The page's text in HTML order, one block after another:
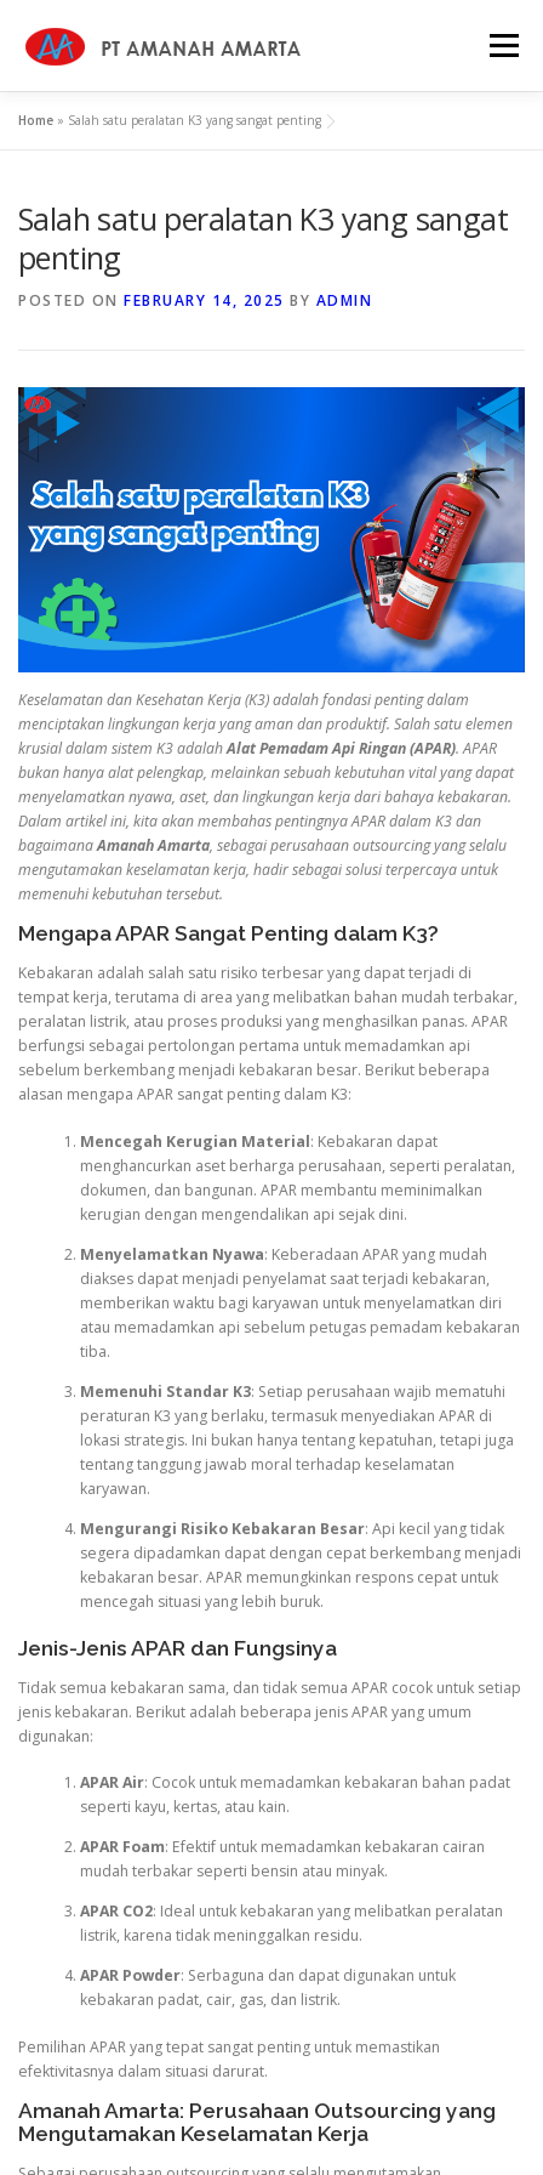
content
Menu
PROFILE CAREER NEWS CONTACT
Home » Salah satu peralatan K3 yang sangat penting
Salah satu peralatan K3 yang sangat
penting
POSTED ON FEBRUARY 14, 2025 BY ADMIN
Keselamatan dan Kesehatan Kerja (K3) adalah fondasi penting dalam
menciptakan lingkungan kerja yang aman dan produktif. Salah satu elemen
krusial dalam sistem K3 adalahAlat Pemadam Api Ringan (APAR). APAR
bukan hanya alat pelengkap, melainkan sebuah kebutuhan vital yang dapat
menyelamatkan nyawa, aset, dan lingkungan kerja dari bahaya kebakaran.
Dalam artikel ini, kita akan membahas pentingnya APAR dalam K3 dan
bagaimanaAmanah Amarta, sebagai perusahaan outsourcing yang selalu
mengutamakan keselamatan kerja, hadir sebagai solusi terpercaya untuk
memenuhi kebutuhan tersebut.
Mengapa APAR Sangat Penting dalam K3?
Kebakaran adalah salah satu risiko terbesar yang dapat terjadi di
tempat kerja, terutama di area yang melibatkan bahan mudah terbakar,
peralatan listrik, atau proses produksi yang menghasilkan panas. APAR
berfungsi sebagai pertolongan pertama untuk memadamkan api
sebelum berkembang menjadi kebakaran besar. Berikut beberapa
alasan mengapa APAR sangat penting dalam K3:
Mencegah Kerugian Material: Kebakaran dapat
menghancurkan aset berharga perusahaan, seperti peralatan,
dokumen, dan bangunan. APAR membantu meminimalkan
kerugian dengan mengendalikan api sejak dini.
Menyelamatkan Nyawa: Keberadaan APAR yang mudah
diakses dapat menjadi penyelamat saat terjadi kebakaran,
memberikan waktu bagi karyawan untuk menyelamatkan diri
atau memadamkan api sebelum petugas pemadam kebakaran
tiba.
Memenuhi Standar K3: Setiap perusahaan wajib mematuhi
peraturan K3 yang berlaku, termasuk menyediakan APAR di
lokasi strategis. Ini bukan hanya tentang kepatuhan, tetapi juga
tentang tanggung jawab moral terhadap keselamatan
karyawan.
Mengurangi Risiko Kebakaran Besar: Api kecil yang tidak
segera dipadamkan dapat dengan cepat berkembang menjadi
kebakaran besar. APAR memungkinkan respons cepat untuk
mencegah situasi yang lebih buruk.
Jenis-Jenis APAR dan Fungsinya
Tidak semua kebakaran sama, dan tidak semua APAR cocok untuk setiap
jenis kebakaran. Berikut adalah beberapa jenis APAR yang umum
digunakan:
APAR Air: Cocok untuk memadamkan kebakaran bahan padat
seperti kayu, kertas, atau kain.
APAR Foam: Efektif untuk memadamkan kebakaran cairan
mudah terbakar seperti bensin atau minyak.
APAR CO2: Ideal untuk kebakaran yang melibatkan peralatan
listrik, karena tidak meninggalkan residu.
APAR Powder: Serbaguna dan dapat digunakan untuk
kebakaran padat, cair, gas, dan listrik.
Pemilihan APAR yang tepat sangat penting untuk memastikan
efektivitasnya dalam situasi darurat.
Amanah Amarta: Perusahaan Outsourcing yang
Mengutamakan Keselamatan Kerja